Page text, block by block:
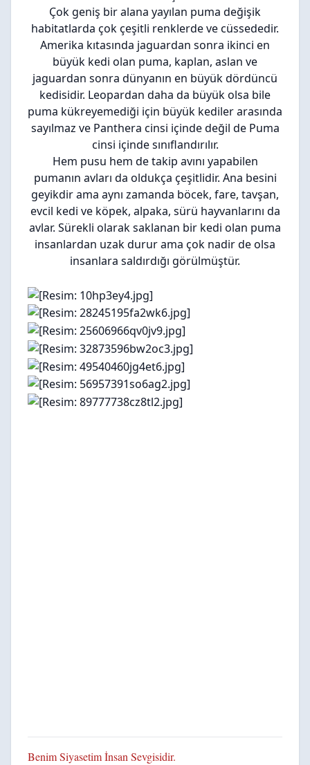
Çok geniş bir alana yayılan puma değişik
habitatlarda çok çeşitli renklerde ve cüssededir.
Amerika kıtasında jaguardan sonra ikinci en
büyük kedi olan puma, kaplan, aslan ve
jaguardan sonra dünyanın en büyük dördüncü
kedisidir. Leopardan daha da büyük olsa bile
puma kükreyemediği için büyük kediler arasında
sayılmaz ve Panthera cinsi içinde değil de Puma
cinsi içinde sınıflandırılır.
Hem pusu hem de takip avını yapabilen
pumanın avları da oldukça çeşitlidir. Ana besini
geyikdir ama aynı zamanda böcek, fare, tavşan,
evcil kedi ve köpek, alpaka, sürü hayvanlarını da
avlar. Sürekli olarak saklanan bir kedi olan puma
insanlardan uzak durur ama çok nadir de olsa
insanlara saldırdığı görülmüştür.
Benim Siyasetim İnsan Sevgisidir.